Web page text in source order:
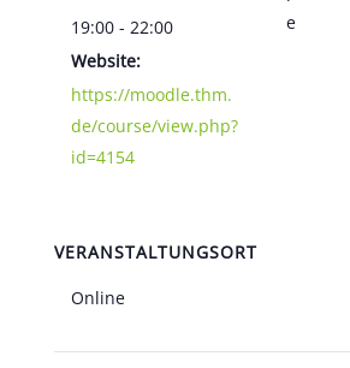
19:00 - 22:00
Website:
https://moodle.thm.
de/course/view.php?
id=4154
e
VERANSTALTUNGSORT
Online